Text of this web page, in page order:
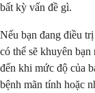
bất kỳ vấn đề gì.
Nếu bạn đang điều
có thể sẽ khuyên
đến khi mức độ của
bệnh mãn tính hoặc